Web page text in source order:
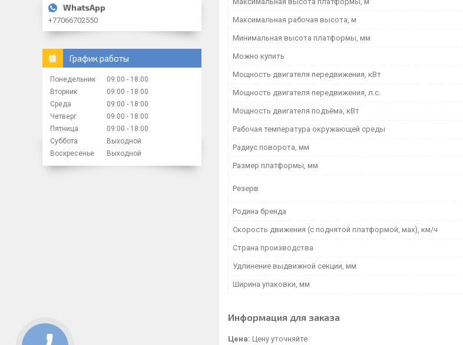
Максимальная рабочая высота, м
Минимальная высота платформы, мм
Можно купить
Мощность двигателя передвижения, кВт
Мощность двигателя передвижения, л.с.
Мощность двигателя подъёма, кВт
Рабочая температура окружающей среды
Радиус поворота, мм
Размер платформы, мм
Резерв
Родина бренда
Скорость движения (с поднятой платформой, мах), км/ч
Страна производства
Удлинение выдвижной секции, мм
Ширина упаковки, мм
Информация для заказа
Цена: Цену уточняйте
+77066702550
График работы
Понедельник 09:00
18:00
Вторник
09:00
18:00
Среда
09:00
18:00
Четверг
09:00
18:00
Пятница
09:00
18:00
Суббота
Выходной
Воскресенье
Выходной